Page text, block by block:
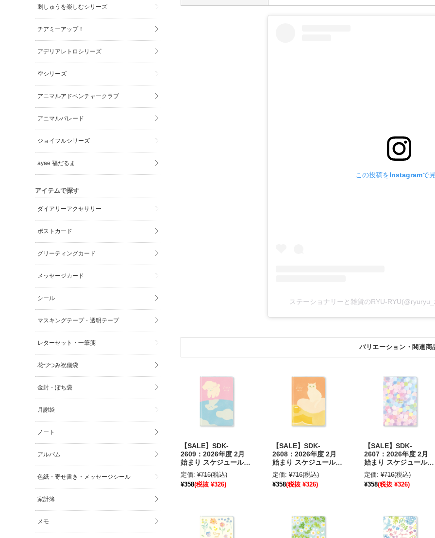
この投稿をInstagramで
ステーショナリーと雑貨のRYU-
バリエーション・関連商
【SALE】SDK-
2609：2026年度 2月
始まり スケジュール帳
A6サイズ 日曜始まり
mula いぬ・晴れ
〔OZ_S〕
定価: ¥716(税込)
¥358(税抜 ¥326)
【SALE】SDK-
2608：2026年度 2月
始まり スケジュール帳
A6サイズ 日曜始まり
mula ねこ・クッショ
ン横取り〔OZ_S〕
定価: ¥716(税込)
¥358(税抜 ¥326)
【SALE】SDK-
2607：2026年度 2月
始まり スケジュール帳
A6サイズ 日曜始まり
水玉ラムネ〔OZ_S〕
定価: ¥716(税込)
¥358(税抜 ¥326)
刺しゅうを楽しむシリーズ
チアミーアップ！
アデリアレトロシリーズ
空シリーズ
アニマルアドベンチャークラブ
アニマルパレード
ジョイフルシリーズ
ayae 福だるま
アイテムで探す
ダイアリーアクセサリー
ポストカード
グリーティングカード
メッセージカード
シール
マスキングテープ・透明テープ
レターセット・一筆箋
花づつみ祝儀袋
金封・ぽち袋
月謝袋
ノート
アルバム
色紙・寄せ書き・メッセージシール
家計簿
メモ